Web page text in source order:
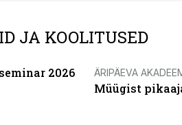
JA KOOLITUSED
2026 ÄRIPÄEVA
Müügist